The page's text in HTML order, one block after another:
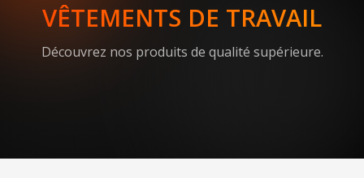
VÊTEMENTS DE TRAVAIL
Découvrez nos produits de qualité supérieure.